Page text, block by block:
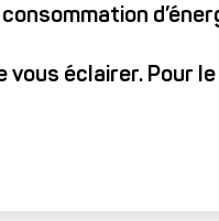
éclairer. Pour